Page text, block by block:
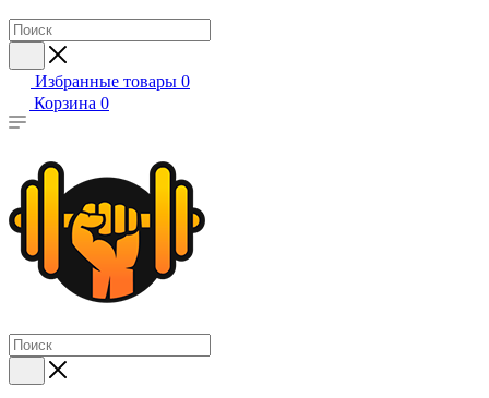
Избранные товары 0
Корзина 0